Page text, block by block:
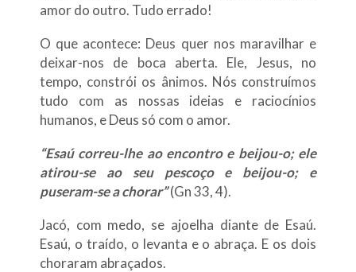
amor do outro. Tudo errado!
O que acontece: Deus quer nos maravilhar e
deixar-nos de boca aberta. Ele, Jesus, no
tempo, constrói os ânimos. Nós construímos
tudo com as nossas ideias e raciocínios
humanos, e Deus só com o amor.
“Esaú correu-lhe ao encontro e beijou-o; ele
atirou-se ao seu pescoço e beijou-o; e
puseram-se a chorar”(Gn 33, 4).
Jacó, com medo, se ajoelha diante de Esaú.
Esaú, o traído, o levanta e o abraça. E os dois
choraram abraçados.